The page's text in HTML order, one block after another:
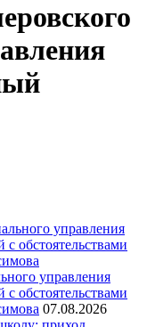
управления
с обстоятельствами
07.08.2026